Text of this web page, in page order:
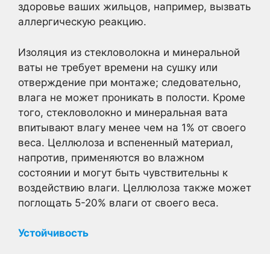
здоровье ваших жильцов, например, вызвать
аллергическую реакцию.
Изоляция из стекловолокна и минеральной
ваты не требует времени на сушку или
отверждение при монтаже; следовательно,
влага не может проникать в полости. Кроме
того, стекловолокно и минеральная вата
впитывают влагу менее чем на 1% от своего
веса. Целлюлоза и вспененный материал,
напротив, применяются во влажном
состоянии и могут быть чувствительны к
воздействию влаги. Целлюлоза также может
поглощать 5-20% влаги от своего веса.
Устойчивость